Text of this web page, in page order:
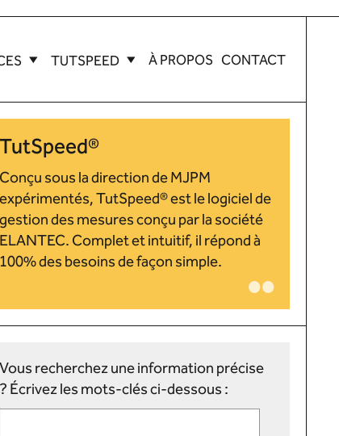
TUTSPEED À PROPOS CONTACT
TutSpeed®
Conçu sous la direction de MJPM
expérimentés, TutSpeed® est le logiciel de
gestion des mesures conçu par la société
ELANTEC. Complet et intuitif, il répond à
100% des besoins de façon simple.
Vous recherchez une information précise
? Écrivez les mots-clés ci-dessous :